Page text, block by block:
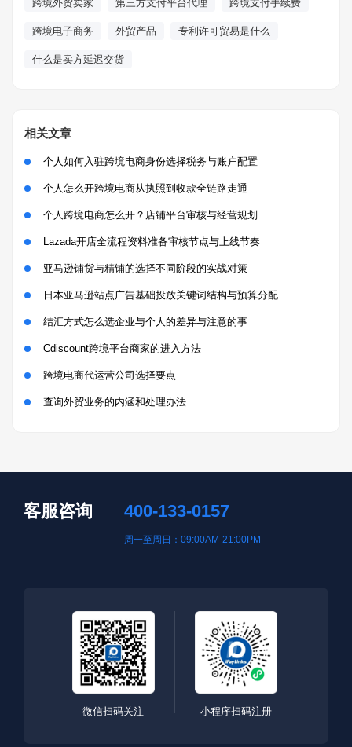
跨境外贸卖家 第三方支付平台代理 跨境支付手续费
跨境电子商务 外贸产品 专利许可贸易是什么
什么是卖方延迟交货
相关文章
个人如何入驻跨境电商身份选择税务与账户配置
个人怎么开跨境电商从执照到收款全链路走通
个人跨境电商怎么开？店铺平台审核与经营规划
Lazada开店全流程资料准备审核节点与上线节奏
亚马逊铺货与精铺的选择不同阶段的实战对策
日本亚马逊站点广告基础投放关键词结构与预算分配
结汇方式怎么选企业与个人的差异与注意的事
Cdiscount跨境平台商家的进入方法
跨境电商代运营公司选择要点
查询外贸业务的内涵和处理办法
客服咨询 400-133-0157
周一至周日：09:00AM-21:00PM
微信扫码关注 小程序扫码注册